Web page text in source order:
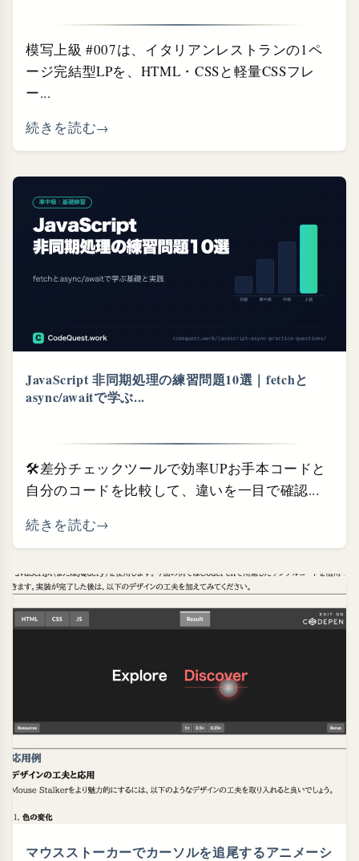
模写上級 #007は、イタリアンレストランの1ペ
ージ完結型LPを、HTML・CSSと軽量CSSフレ
ー...
続きを読む
JavaScript 非同期処理の練習問題10選｜fetchと
async/awaitで学ぶ...
🛠差分チェックツールで効率UPお手本コードと
自分のコードを比較して、違いを一目で確認...
続きを読む
マウスストーカーでカーソルを追尾するアニメーシ